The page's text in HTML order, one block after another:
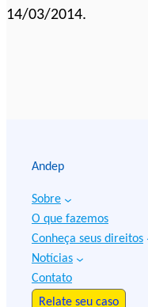
14/03/2014.
Andep
Sobre
O que fazemos
Conheça seus direitos
Notícias
Contato
Relate seu caso